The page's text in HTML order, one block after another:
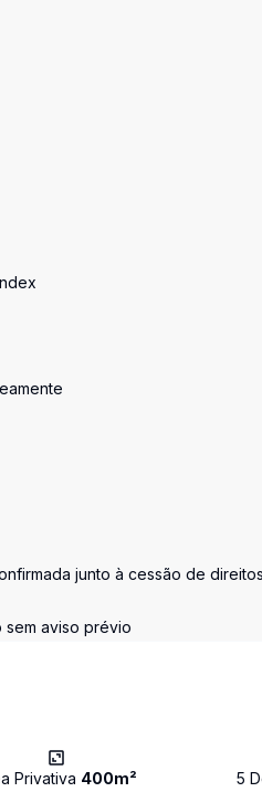
junto à cessão de
sem aviso prévio
Privativa 400m² 5